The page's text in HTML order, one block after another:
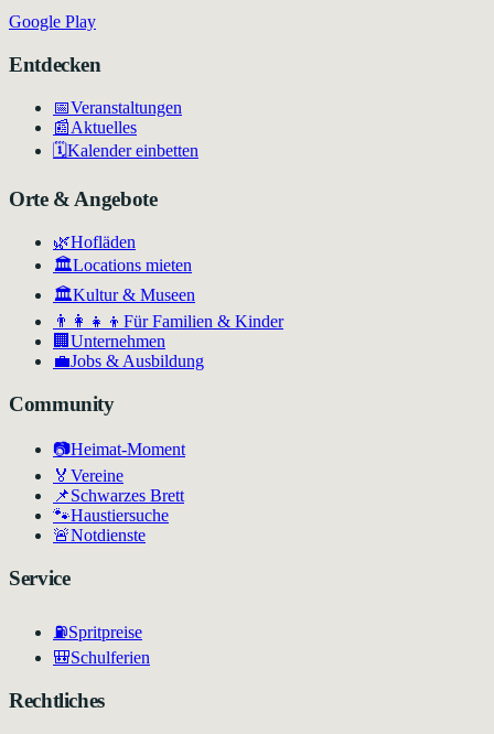
Google Play
Entdecken
📅Veranstaltungen
📰Aktuelles
🗓️Kalender einbetten
Orte & Angebote
🌿Hofläden
🏛️Locations mieten
🏛Kultur & Museen
👨‍👩‍👧‍👦 Für Familien & Kinder
🏢 Unternehmen
💼Jobs & Ausbildung
Community
📷Heimat-Moment
🏅 Vereine
📌Schwarzes Brett
🐾Haustiersuche
🚨Notdienste
Service
⛽Spritpreise
🎒Schulferien
Rechtliches